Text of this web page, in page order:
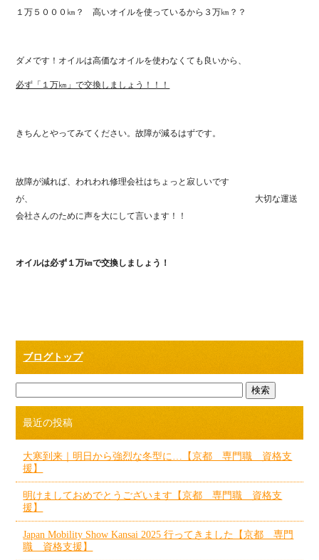
１万５０００㎞？ 高いオイルを使っているから３万㎞？？
ダメです！オイルは高価なオイルを使わなくても良いから、
必ず「１万㎞」で交換しましょう！！！
きちんとやってみてください。故障が減るはずです。
故障が減れば、われわれ修理会社はちょっと寂しいです
が、 大切な運送
会社さんのために声を大にして言います！！
オイルは必ず１万㎞で交換しましょう！
ブログトップ
最近の投稿
大寒到来｜明日から強烈な冬型に…【京都 専門職 資格支
援】
明けましておめでとうございます【京都 専門職 資格支
援】
Japan Mobility Show Kansai 2025 行ってきました【京都 専門
職 資格支援】